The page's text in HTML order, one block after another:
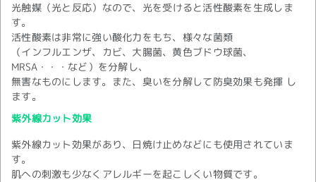
光触媒（光と反応）なので、光を受けると活性酸素を生成しま
す。
活性酸素は非常に強い酸化力をもち、様々な菌類
（インフルエンザ、カビ、大腸菌、黄色ブドウ球菌、
MRSA・・・など）を分解し、
無害なものにします。また、臭いを分解して防臭効果も発揮 し
ます。
紫外線カット効果
紫外線カット効果があり、日焼け止めなどにも使用されていま
す。
肌への刺激も少なくアレルギーを起こしくい物質です。